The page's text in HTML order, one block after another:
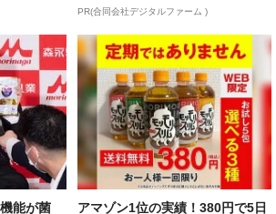
PR(合同会社デジタルファーム )
能が菌
アマゾン1位の実績！380円で5日